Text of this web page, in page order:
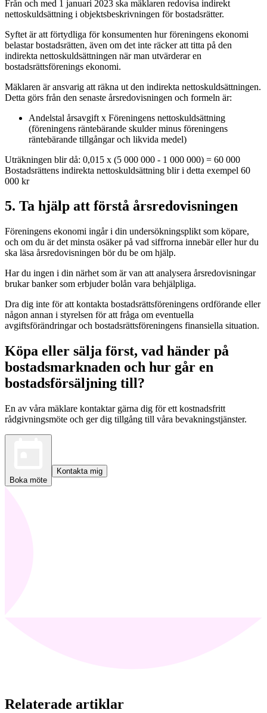
Från och med 1 januari 2023 ska mäklaren redovisa indirekt
nettoskuldsättning i objektsbeskrivningen för bostadsrätter.
Syftet är att förtydliga för konsumenten hur föreningens ekonomi
belastar bostadsrätten, även om det inte räcker att titta på den
indirekta nettoskuldsättningen när man utvärderar en
bostadsrättsförenings ekonomi.
Mäklaren är ansvarig att räkna ut den indirekta nettoskuldsättningen.
Detta görs från den senaste årsredovisningen och formeln är:
Andelstal årsavgift x Föreningens nettoskuldsättning
(föreningens räntebärande skulder minus föreningens
räntebärande tillgångar och likvida medel)
Uträkningen blir då: 0,015 x (5 000 000 - 1 000 000) = 60 000
Bostadsrättens indirekta nettoskuldsättning blir i detta exempel 60
000 kr
5. Ta hjälp att förstå årsredovisningen
Föreningens ekonomi ingår i din undersökningsplikt som köpare,
och om du är det minsta osäker på vad siffrorna innebär eller hur du
ska läsa årsredovisningen bör du be om hjälp.
Har du ingen i din närhet som är van att analysera årsredovisningar
brukar banker som erbjuder bolån vara behjälpliga.
Dra dig inte för att kontakta bostadsrättsföreningens ordförande eller
någon annan i styrelsen för att fråga om eventuella
avgiftsförändringar och bostadsrättsföreningens finansiella situation.
Köpa eller sälja först, vad händer på
bostadsmarknaden och hur går en
bostadsförsäljning till?
En av våra mäklare kontaktar gärna dig för ett kostnadsfritt
rådgivningsmöte och ger dig tillgång till våra bevakningstjänster.
Boka möte
Kontakta mig
Relaterade artiklar